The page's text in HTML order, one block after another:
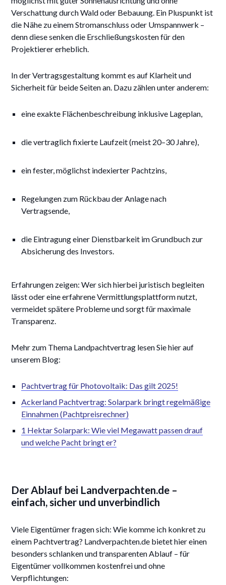
Verschattung durch Wald oder Bebauung. Ein Pluspunkt ist
die Nähe zu einem Stromanschluss oder Umspannwerk –
denn diese senken die Erschließungskosten für den
Projektierer erheblich.
In der Vertragsgestaltung kommt es auf Klarheit und
Sicherheit für beide Seiten an. Dazu zählen unter anderem:
eine exakte Flächenbeschreibung inklusive Lageplan,
die vertraglich fixierte Laufzeit (meist 20–30 Jahre),
ein fester, möglichst indexierter Pachtzins,
Regelungen zum Rückbau der Anlage nach
Vertragsende,
die Eintragung einer Dienstbarkeit im Grundbuch zur
Absicherung des Investors.
Erfahrungen zeigen: Wer sich hierbei juristisch begleiten
lässt oder eine erfahrene Vermittlungsplattform nutzt,
vermeidet spätere Probleme und sorgt für maximale
Transparenz.
Mehr zum Thema Landpachtvertrag lesen Sie hier auf
unserem Blog:
Pachtvertrag für Photovoltaik: Das gilt 2025!
Ackerland Pachtvertrag: Solarpark bringt regelmäßige
Einnahmen (Pachtpreisrechner)
1 Hektar Solarpark: Wie viel Megawatt passen drauf
und welche Pacht bringt er?
Der Ablauf bei Landverpachten.de –
einfach, sicher und unverbindlich
Viele Eigentümer fragen sich: Wie komme ich konkret zu
einem Pachtvertrag? Landverpachten.de bietet hier einen
besonders schlanken und transparenten Ablauf – für
Eigentümer vollkommen kostenfrei und ohne
Verpflichtungen: